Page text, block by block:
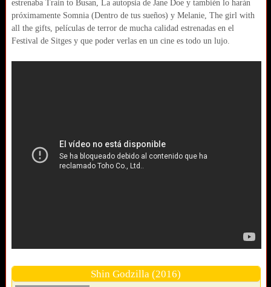
estrenaba Train to Busan, La autopsia de Jane Doe y también lo harán
próximamente Somnia (Dentro de tus sueños) y Melanie, The girl with
all the gifts, películas de terror de mucha calidad estrenadas en el
Festival de Sitges y que poder verlas en un cine es todo un lujo.
Shin Godzilla (2016)